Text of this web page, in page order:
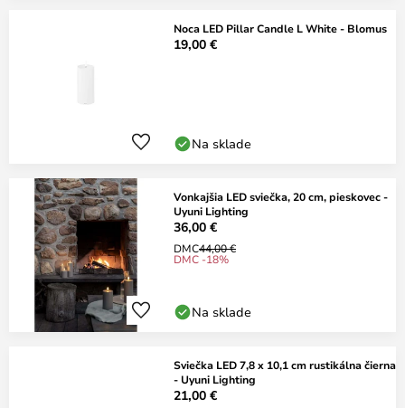
Noca LED Pillar Candle L White - Blomus
19,00 €
Na sklade
Vonkajšia LED sviečka, 20 cm, pieskovec -
Uyuni Lighting
36,00 €
DMC44,00 €
DMC -18%
Na sklade
Sviečka LED 7,8 x 10,1 cm rustikálna čierna
- Uyuni Lighting
21,00 €